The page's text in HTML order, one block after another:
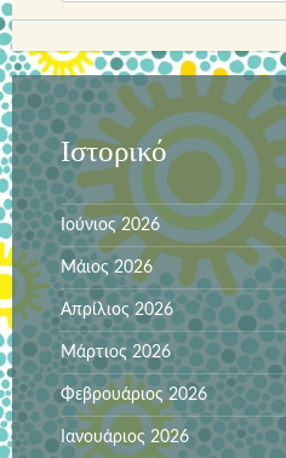
Ιστορικό
Ιούνιος 2026
Μάιος 2026
Απρίλιος 2026
Μάρτιος 2026
Φεβρουάριος 2026
Ιανουάριος 2026